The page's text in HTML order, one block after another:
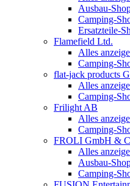
Ausbau-
Camping-
Ersatzteile-
Flamefield Ltd.
Alles
Camping-
flat-jack products
Alles
Camping-
Frilight AB
Alles
Camping-
FROLI GmbH &
Alles
Ausbau-
Camping-